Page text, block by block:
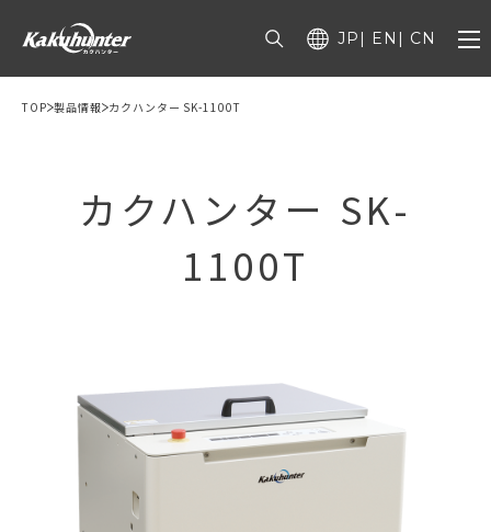
JP EN CN
TOP 製品情報 カクハンター SK-1100T
カクハンター SK-
1100T